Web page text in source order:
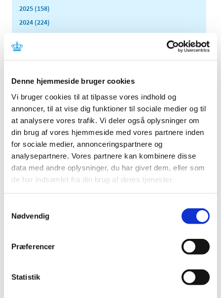
Denne hjemmeside bruger cookies
Vi bruger cookies til at tilpasse vores indhold og
annoncer, til at vise dig funktioner til sociale medier og til
at analysere vores trafik. Vi deler også oplysninger om
din brug af vores hjemmeside med vores partnere inden
for sociale medier, annonceringspartnere og
analysepartnere. Vores partnere kan kombinere disse
data med andre oplysninger, du har givet dem, eller som
de har indsamlet fra din brug af deres tjenester.
Nødvendig
Præferencer
Statistik
2025 (158)
2024 (224)
2023 (195)
2022 (197)
2021 (516)
2020 (263)
2018 (150)
2017 (167)
2016 (167)
2015 (33)
2014 (44)
2010 (7)
2008 (8)
oktober (2)